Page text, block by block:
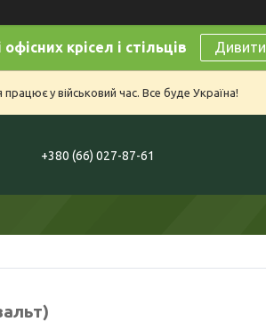
крісел і стільців
працює у військовий час. Все буде Україна!
+380 (66) 027-87-61